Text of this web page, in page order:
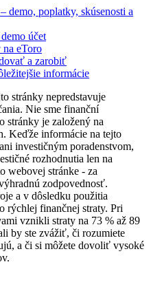
demo, poplatky, skúsenosti a
účet
eToro
a zarobiť
informácie
stránky nepredstavuje
Nie sme finanční
stránky je založený na
Keďže informácie na tejto
investičným poradenstvom,
rozhodnutia len na
webovej stránke - za
zodpovednosť.
a v dôsledku použitia
rýchlej finančnej straty. Pri
vznikli straty na 73 % až 89
by ste zvážiť, či rozumiete
a či si môžete dovoliť vysoké